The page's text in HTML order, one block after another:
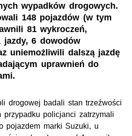
wypadków drogowych.
148 pojazdów (w tym
81 wykroczeń,
jazdy, 6 dowodów
uniemożliwili dalszą jazdę
uprawnień do
drogowej badali stan trzeźwości
przypadku policjanci zatrzymali
pojazdem marki Suzuki, u